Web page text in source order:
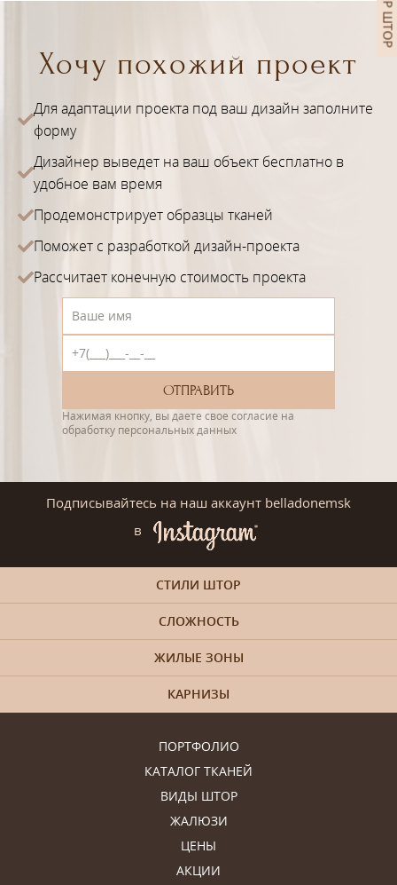
Хочу похожий проект
Для адаптации проекта под ваш дизайн заполните
форму
Дизайнер выведет на ваш объект бесплатно в
удобное вам время
Продемонстрирует образцы тканей
Поможет с разработкой дизайн-проекта
Рассчитает конечную стоимость проекта
Нажимая кнопку, вы даете свое согласие на
обработку персональных данных
Подписывайтесь на наш аккаунт belladonemsk
в
ПОРТФОЛИО
КАТАЛОГ ТКАНЕЙ
ВИДЫ ШТОР
ЖАЛЮЗИ
ЦЕНЫ
АКЦИИ
СТИЛИ ШТОР
СЛОЖНОСТЬ
ЖИЛЫЕ ЗОНЫ
КАРНИЗЫ